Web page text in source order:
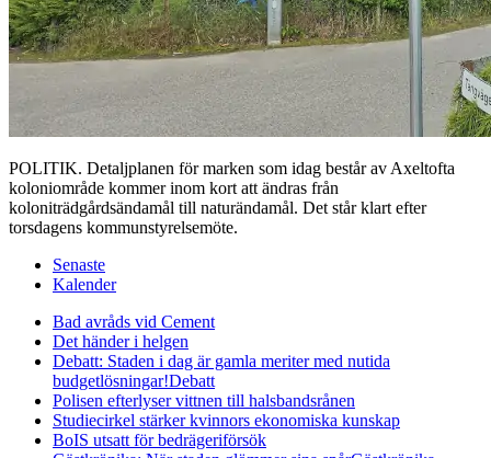
POLITIK. Detaljplanen för marken som idag består av Axeltofta
koloniområde kommer inom kort att ändras från
koloniträdgårdsändamål till naturändamål. Det står klart efter
torsdagens kommunstyrelsemöte.
Senaste
Kalender
Bad avråds vid Cement
Det händer i helgen
Debatt: Staden i dag är gamla meriter med nutida
budgetlösningar!Debatt
Polisen efterlyser vittnen till halsbandsrånen
Studiecirkel stärker kvinnors ekonomiska kunskap
BoIS utsatt för bedrägeriförsök